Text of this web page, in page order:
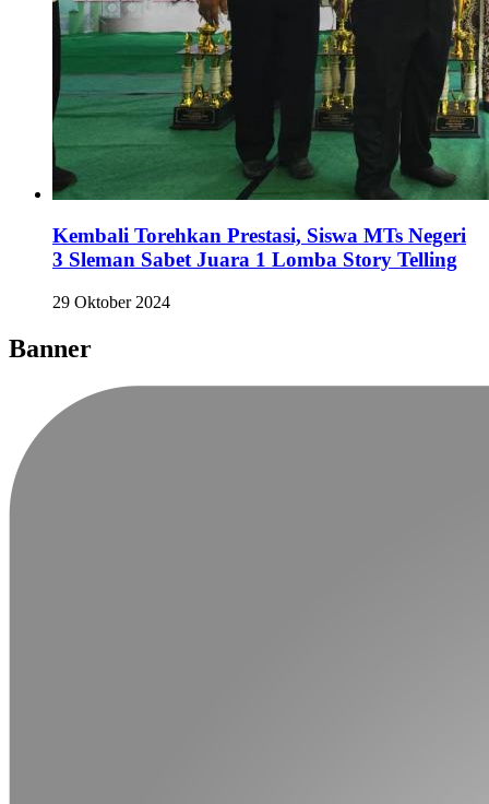
Kembali Torehkan Prestasi, Siswa MTs Negeri
3 Sleman Sabet Juara 1 Lomba Story Telling
29 Oktober 2024
Banner